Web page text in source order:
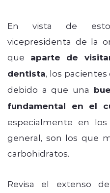
En vista de
vicepresidenta de la
que aparte de
dentista, los
debido a que una
fundamental en el
especialmente en
general, son los que
carbohidratos.
Revisa el extenso